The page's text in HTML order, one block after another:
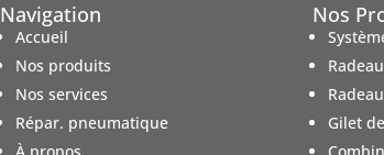
Navigation
Accueil
Nos produits
Nos services
Répar. pneumatique
Nos
Gilet